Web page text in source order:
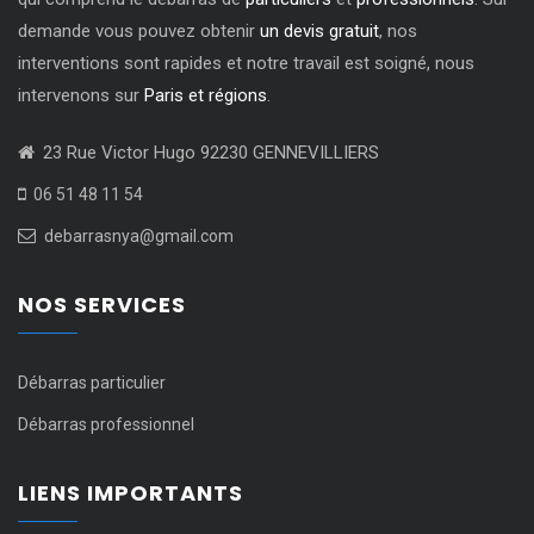
demande vous pouvez obtenir un devis gratuit, nos
interventions sont rapides et notre travail est soigné, nous
intervenons sur Paris et régions
23 Rue Victor Hugo 92230 GENNEVILLIERS
06 51 48 11 54
debarrasnya@gmail.com
NOS SERVICES
Débarras particulier
Débarras professionnel
LIENS IMPORTANTS